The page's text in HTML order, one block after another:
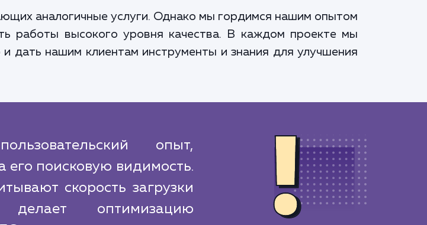
аналогичные услуги. Однако мы гордимся нашим опытом
работы высокого уровня качества. В каждом проекте мы
дать нашим клиентам инструменты и знания для улучшения
опыт,
его поисковую видимость.
скорость загрузки
оптимизацию